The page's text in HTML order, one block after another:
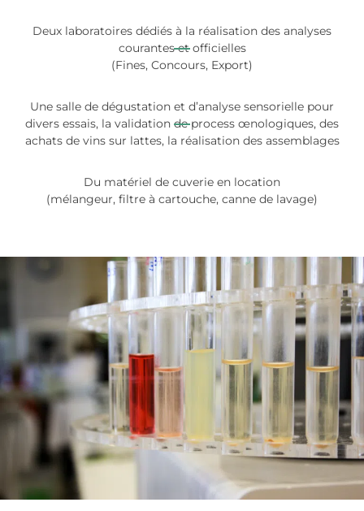
Deux laboratoires dédiés à la réalisation des analyses
courantes et officielles
(Fines, Concours, Export)
Une salle de dégustation et d’analyse sensorielle pour
divers essais, la validation de process œnologiques, des
achats de vins sur lattes, la réalisation des assemblages
Du matériel de cuverie en location
(mélangeur, filtre à cartouche, canne de lavage)